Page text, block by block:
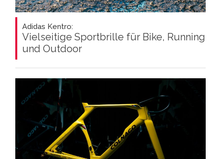
Adidas Kentro:
Vielseitige Sportbrille für Bike, Running
und Outdoor